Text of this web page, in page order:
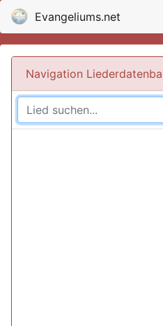
Evangeliums.net
Navigation